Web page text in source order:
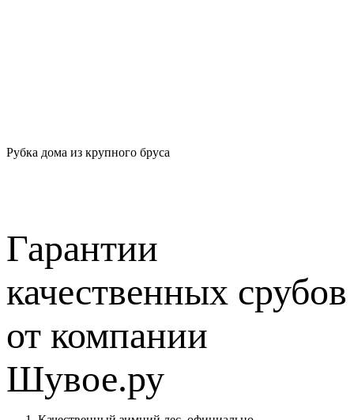
Рубка дома из крупного бруса
Гарантии
качественных срубов
от компании
Шувое.ру